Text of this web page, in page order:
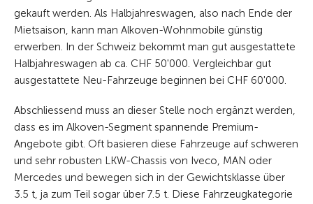
gekauft werden. Als Halbjahreswagen, also nach Ende der
Mietsaison, kann man Alkoven-Wohnmobile günstig
erwerben. In der Schweiz bekommt man gut ausgestattete
Halbjahreswagen ab ca. CHF 50'000. Vergleichbar gut
ausgestattete Neu-Fahrzeuge beginnen bei CHF 60'000.
Abschliessend muss an dieser Stelle noch ergänzt werden,
dass es im Alkoven-Segment spannende Premium-
Angebote gibt. Oft basieren diese Fahrzeuge auf schweren
und sehr robusten LKW-Chassis von Iveco, MAN oder
Mercedes und bewegen sich in der Gewichtsklasse über
3.5 t, ja zum Teil sogar über 7.5 t. Diese Fahrzeugkategorie